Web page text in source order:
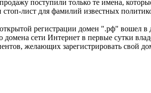
поступили только те имена,
лист для фамилий известных
регистрации домен ".рф" вошел
сети Интернет в первые сутки
желающих зарегистрировать свой